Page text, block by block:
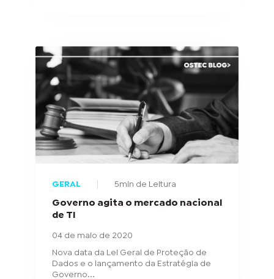
GERAL 5min de Leitura
Governo agita o mercado nacional
de TI
04 de maio de 2020
Nova data da Lei Geral de Proteção de
Dados e o lançamento da Estratégia de
Governo...